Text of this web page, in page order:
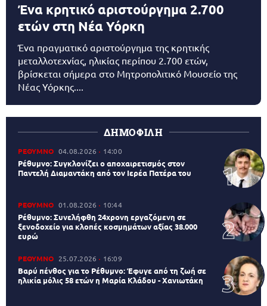
Ένα κρητικό αριστούργημα 2.700
ετών στη Νέα Υόρκη
Ένα πραγματικό αριστούργημα της κρητικής
μεταλλοτεχνίας, ηλικίας περίπου 2.700 ετών,
βρίσκεται σήμερα στο Μητροπολιτικό Μουσείο της
Νέας Υόρκης....
ΔΗΜΟΦΙΛΗ
ΡΕΘΥΜΝΟ 04.08.2026 14:00
Ρέθυμνο: Συγκλονίζει ο αποχαιρετισμός στον
Παντελή Διαμαντάκη από τον Ιερέα Πατέρα του
ΡΕΘΥΜΝΟ 01.08.2026 10:44
Ρέθυμνο: Συνελήφθη 24χρονη εργαζόμενη σε
ξενοδοχείο για κλοπές κοσμημάτων αξίας 38.000
ευρώ
ΡΕΘΥΜΝΟ 25.07.2026 16:09
Βαρύ πένθος για το Ρέθυμνο: Έφυγε από τη ζωή σε
ηλικία μόλις 58 ετών η Μαρία Κλάδου - Χανιωτάκη